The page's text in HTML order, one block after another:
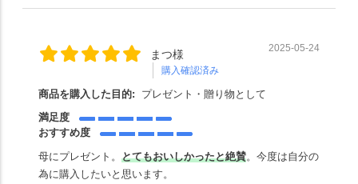
まつ様
購入確認済み
2025-05-24
商品を購入した目的:
プレゼント・贈り物として
満足度
おすすめ度
母にプレゼント。 とてもおいしかったと絶賛。今度は自分の
為に購入したいと思います。